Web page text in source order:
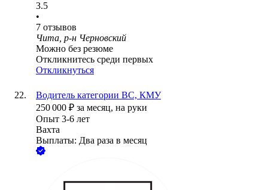
3.5
•
7 отзывов
Чита, р-н Черновский
Можно без резюме
Откликнитесь среди первых
Откликнуться
Водитель категории ВС, КМУ
250 000 ₽ за месяц, на руки
Опыт 3-6 лет
Вахта
Выплаты: Два раза в месяц